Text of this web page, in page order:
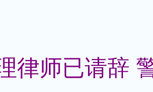
律师已请辞